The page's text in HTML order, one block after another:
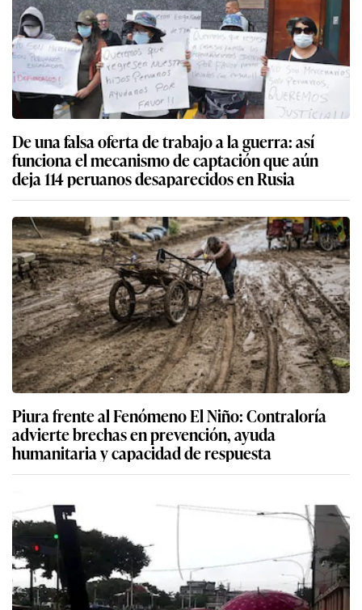
De una falsa oferta de trabajo a la guerra: así
funciona el mecanismo de captación que aún
deja 114 peruanos desaparecidos en Rusia
Piura frente al Fenómeno El Niño: Contraloría
advierte brechas en prevención, ayuda
humanitaria y capacidad de respuesta